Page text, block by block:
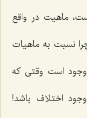
ماهیت در واقع
نسبت به ماهیات
است وقتی که
اختلاف باشد!